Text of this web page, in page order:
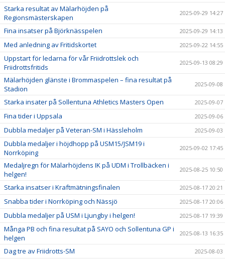
Starka resultat av Mälarhöjden på
Regionsmästerskapen
2025-09-29 14:27
Fina insatser på Björknässpelen 2025-09-29 14:13
Med anledning av Fritidskortet 2025-09-22 14:55
Uppstart för ledarna för vår Friidrottslek och
Friidrottsfritids
2025-09-13 08:29
Mälarhöjden glänste i Brommaspelen – fina resultat på
Stadion
2025-09-08
Starka insater på Sollentuna Athletics Masters Open 2025-09-07
Fina tider i Uppsala 2025-09-06
Dubbla medaljer på Veteran-SM i Hässleholm 2025-09-03
Dubbla medaljer i höjdhopp på USM15/JSM19 i
Norrköping
2025-09-02 17:45
Medaljregn för Mälarhöjdens IK på UDM i Trollbäcken i
helgen!
2025-08-25 10:50
Starka insatser i Kraftmätningsfinalen 2025-08-17 20:21
Snabba tider i Norrköping och Nässjö 2025-08-17 20:06
Dubbla medaljer på USM i Ljungby i helgen! 2025-08-17 19:39
Många PB och fina resultat på SAYO och Sollentuna GP i
helgen
2025-08-13 16:35
Dag tre av Friidrotts-SM 2025-08-03